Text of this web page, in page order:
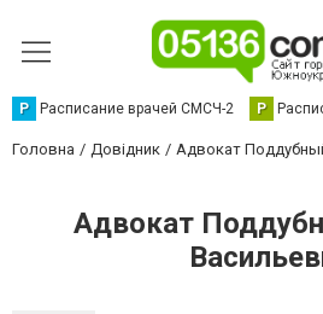
Р Расписание врачей СМСЧ-2 Р
Головна Довідник Адвокат
Адвокат